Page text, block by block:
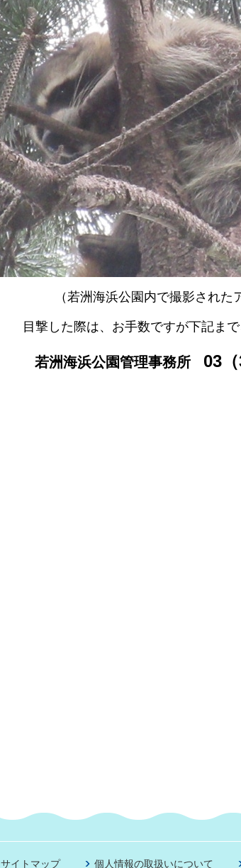
（若洲海浜公園内で撮影された
目撃した際は、お手数ですが下記まで
若洲海浜公園管理事務所 03
サイトマップ 個人情報の取扱いについて